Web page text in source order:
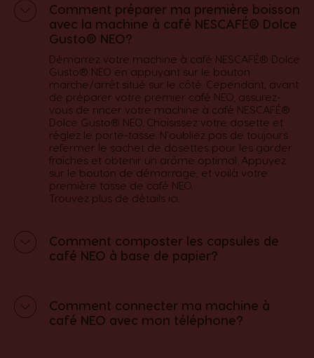
Comment préparer ma première boisson
avec la machine à café NESCAFÉ® Dolce
Gusto® NEO?
Démarrez votre machine à café NESCAFÉ® Dolce
Gusto® NEO en appuyant sur le bouton
marche/arrêt situé sur le côté. Cependant, avant
de préparer votre premier café NEO, assurez-
vous de rincer votre machine à café NESCAFÉ®
Dolce Gusto® NEO. Choisissez votre dosette et
réglez le porte-tasse. N'oubliez pas de toujours
refermer le sachet de dosettes pour les garder
fraîches et obtenir un arôme optimal. Appuyez
sur le bouton de démarrage, et voilà votre
première tasse de café NEO.​
Trouvez plus de détails ici
Comment composter les capsules de
café NEO à base de papier?
Comment connecter ma machine à
café NEO avec mon téléphone?